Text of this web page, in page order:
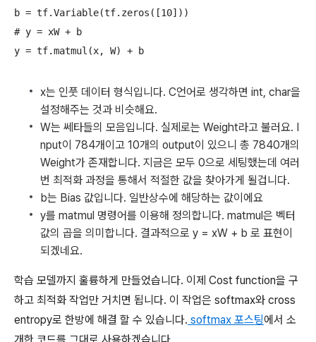
b = tf.Variable(tf.zeros([10]))
# y = xW + b
x는 인풋 데이터 형식입니다. C언어로 생각하면 int, char을
설정해주는 것과 비슷해요.
W는 쎄타들의 모음입니다. 실제로는 Weight라고 불러요. I
nput이 784개이고 10개의 output이 있으니 총 7840개의
Weight가 존재합니다. 지금은 모두 0으로 세팅했는데 여러
번 최적화 과정을 통해서 적절한 값을 찾아가게 될겁니다.
b는 Bias 값입니다. 일반상수에 해당하는 값이에요
y를 matmul 명령어를 이용해 정의합니다. matmul은 벡터
값의 곱을 의미합니다. 결과적으로 y = xW + b 로 표현이
되겠네요.
학습 모델까지 훌륭하게 만들었습니다. 이제 Cost function을 구
하고 최적화 작업만 거치면 됩니다. 이 작업은 softmax와 cross
entropy로 한방에 해결 할 수 있습니다. softmax 포스팅에서 소